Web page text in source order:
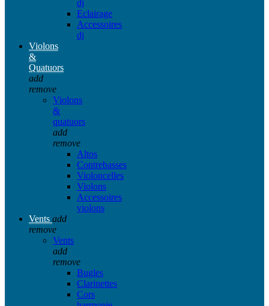
dj
Eclairage
Accessoires
dj
Violons
&
Quatuors
add
remove
Violons
&
quatuors
add
remove
Altos
Contrebasses
Violoncelles
Violons
Accessoires
violons
Vents add
remove
Vents
add
remove
Bugles
Clarinettes
Cors